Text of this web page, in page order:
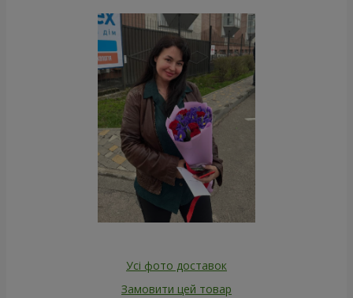
Усі фото доставок
Замовити цей товар